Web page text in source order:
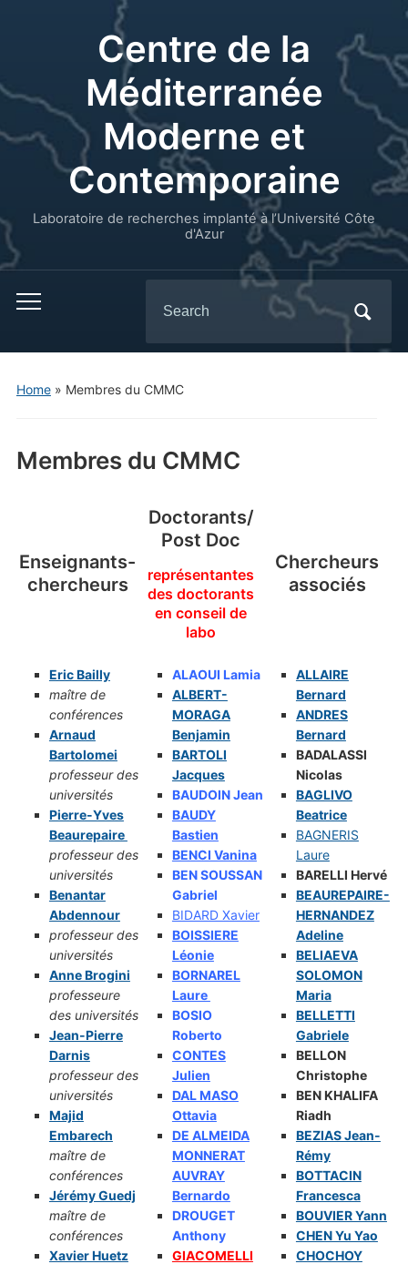
Centre de la
Méditerranée
Moderne et
Contemporaine
Laboratoire de recherches implanté à l’Université Côte
d'Azur
for:
Home» Membres du CMMC
Membres du CMMC
Enseignants-
chercheurs
Doctorants/
Post Doc
représentantes
des doctorants
en conseil de
labo
Chercheurs
associés
Eric Bailly
maître de
conférences
Arnaud
Bartolomei
professeur des
universités
Pierre-Yves
Beaurepaire
professeur des
universités
Benantar
Abdennour
professeur des
universités
Anne Brogini
professeure
des universités
Jean-Pierre
Darnis
professeur des
universités
Majid
Embarech
maître de
conférences
Jérémy Guedj
maître de
conférences
Xavier Huetz
ALAOUI Lamia
ALBERT-
MORAGA
Benjamin
BARTOLI
Jacques
BAUDOIN Jean
BAUDY
Bastien
BENCI Vanina
BEN SOUSSAN
Gabriel
BIDARD Xavier
BOISSIERE
Léonie
BORNAREL
Laure
BOSIO
Roberto
CONTES
Julien
DAL MASO
Ottavia
DE ALMEIDA
MONNERAT
AUVRAY
Bernardo
DROUGET
Anthony
GIACOMELLI
ALLAIRE
Bernard
ANDRES
Bernard
BADALASSI
Nicolas
BAGLIVO
Beatrice
BAGNERIS
Laure
BARELLI Hervé
BEAUREPAIRE-
HERNANDEZ
Adeline
BELIAEVA
SOLOMON
Maria
BELLETTI
Gabriele
BELLON
Christophe
BEN KHALIFA
Riadh
BEZIAS Jean-
Rémy
BOTTACIN
Francesca
BOUVIER Yann
CHEN Yu Yao
CHOCHOY